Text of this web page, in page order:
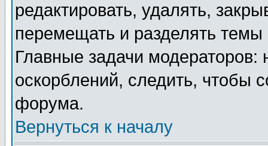
редактировать, удалять,
перемещать и разделять
Главные задачи
оскорблений, следить, чтобы
форума.
Вернуться к началу